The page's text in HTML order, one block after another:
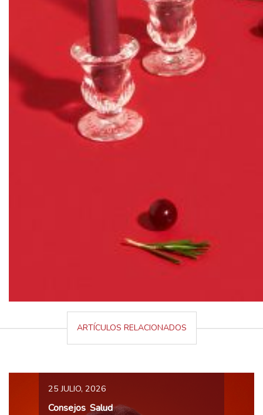
ARTÍCULOS RELACIONADOS
25 JULIO, 2026
Consejos, Salud